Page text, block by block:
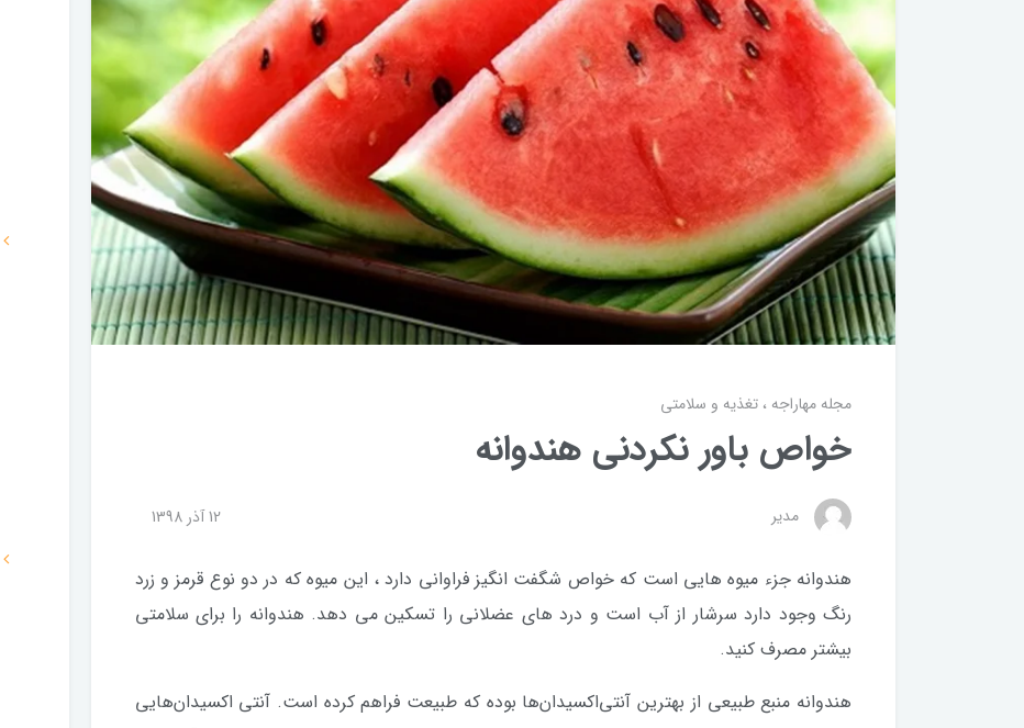
مجله مهاراجه تغذیه و سلامتی
خواص باور نکردنی هندوانه
مدیر 12 آذر 1398
هندوانه جزء میوه هایی است که خواص شگفت انگیز فراوانی دارد ، این میوه که در دو نوع قرمز و زرد
رنگ وجود دارد سرشار از آب است و درد های عضلانی را تسکین می دهد. هندوانه را برای سلامتی
بیشتر مصرف کنید.
هندوانه منبع طبیعی از بهترین آنتی‌‌اکسیدان‌ها بوده که طبیعت فراهم کرده است. آنتی ‌اکسیدان‌هایی